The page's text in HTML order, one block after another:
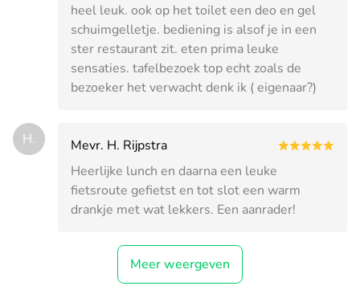
heel leuk. ook op het toilet een deo en gel
schuimgelletje. bediening is alsof je in een
ster restaurant zit. eten prima leuke
sensaties. tafelbezoek top echt zoals de
bezoeker het verwacht denk ik ( eigenaar?)
H.
Mevr. H. Rijpstra
Heerlijke lunch en daarna een leuke
fietsroute gefietst en tot slot een warm
drankje met wat lekkers. Een aanrader!
Meer weergeven